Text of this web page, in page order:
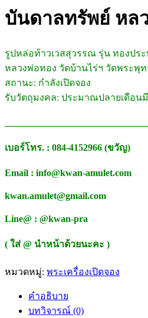
บันดาลทรัพย์ หล
รูปหล่อท้าวเวสสุวรรณ รุ่น ทองปร
หลวงพ่อทอง วัดบ้านไร่ฯ วัดพระพุ
สถานะ: กำลังเปิดจอง
รับวัตถุมงคล: ประมาณปลายเดือนมี
เบอร์โทร. : 084-4152966 (ขวัญ)
Email : info@kwan-amulet.com
kwan.amulet@gmail.com
Line@ : @kwan-pra
( ใส่ @ นำหน้าด้วยนะคะ )
หมวดหมู่: พระเครื่องเปิดจอง
คำอธิบาย
บทวิจารณ์ (0)